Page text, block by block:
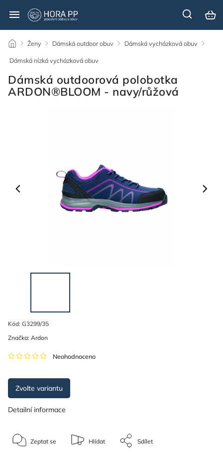
/ Ženy / Dámská outdoor obuv / Dámská vycházková obuv /
Dámská nízká vycházková obuv
Dámská outdoorová polobotka
ARDON®BLOOM - navy/růžová
Kód: G3299/35
Neohodnoceno
Značka: Ardon
Zvolte variantu
Detailní informace
Zeptat se Hlídat Sdílet